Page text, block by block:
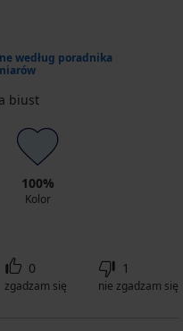
według poradnika
biust
100%
Kolor
0
zgadzam się
1
nie zgadzam się